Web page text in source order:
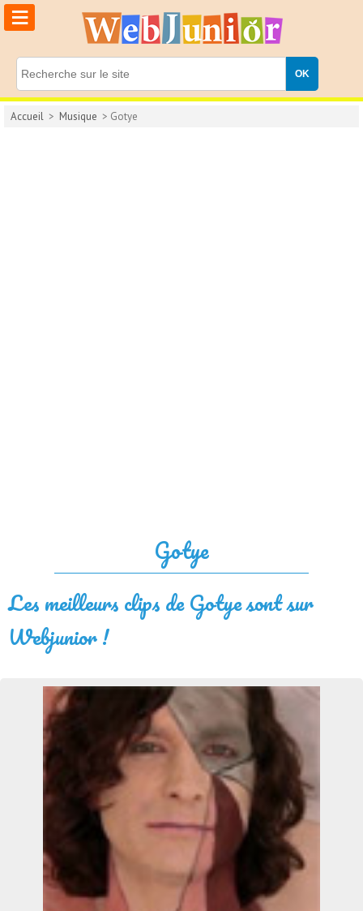
≡
Accueil > Musique > Gotye
Gotye
Les meilleurs clips de Gotye sont sur
Webjunior !